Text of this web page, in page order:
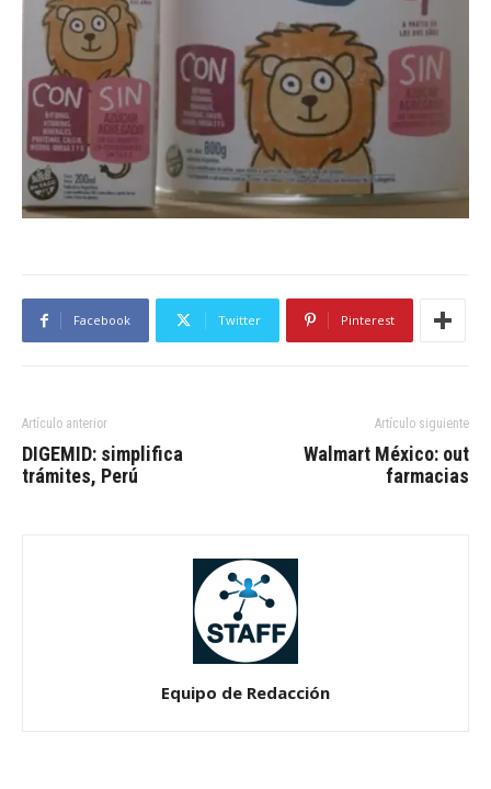
Facebook Twitter Pinterest
Artículo anterior
DIGEMID: simplifica
trámites, Perú
Artículo siguiente
Walmart México: out
farmacias
Equipo de Redacción